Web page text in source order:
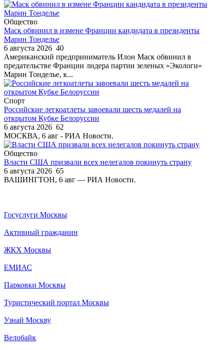
Общество
Маск обвинил в измене Франции кандидата в президенты
Марин Тонделье
6 августа 2026 40
Американский предприниматель Илон Маск обвинил в
предательстве Франции лидера партии зеленых «Экологи»
Марин Тонделье, к...
Спорт
Российские легкоатлеты завоевали шесть медалей на
открытом Кубке Белоруссии
6 августа 2026 62
МОСКВА, 6 авг - РИА Новости.
Общество
Власти США призвали всех нелегалов покинуть страну
6 августа 2026 65
ВАШИНГТОН, 6 авг — РИА Новости.
Госуслуги Москвы
Активный гражданин
ЖКХ Москвы
ЕМИАС
Парковки Москвы
Туристический портал Москвы
Узнай Москву
Велобайк